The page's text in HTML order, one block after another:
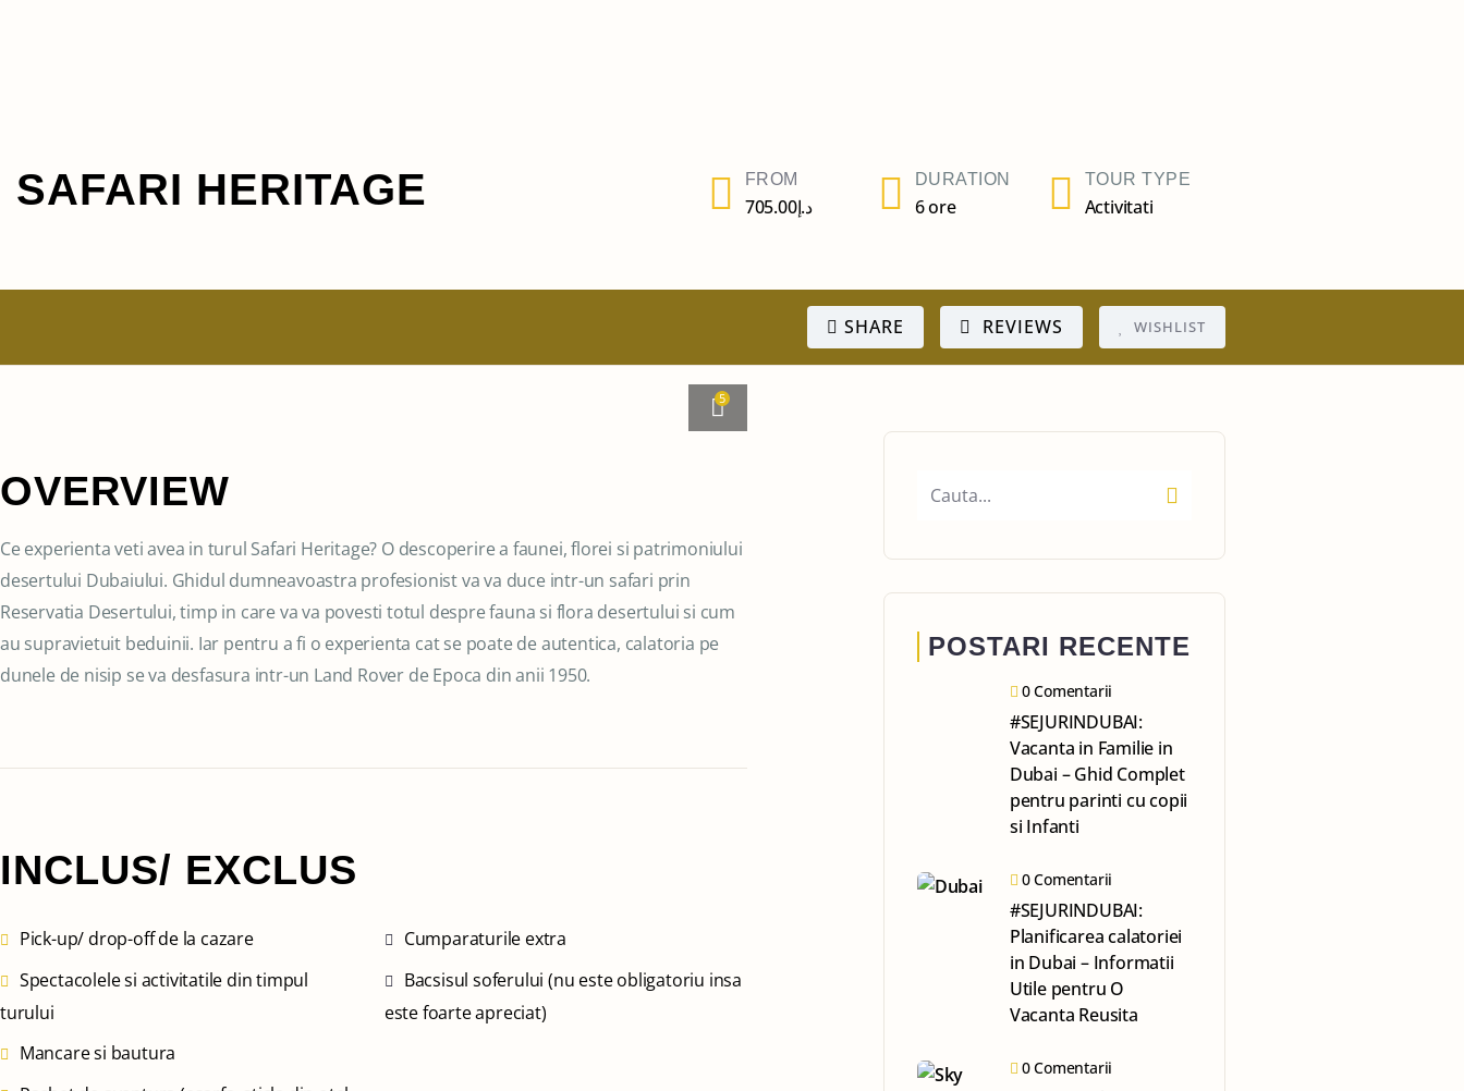
SAFARI HERITAGE FROM
د.إ705.00
DURATION
6 ore
TOUR TYPE
Activitati
SHARE REVIEWS WISHLIST
5
OVERVIEW
Ce experienta veti avea in turul Safari Heritage? O descoperire a faunei, florei si patrimoniului
desertului Dubaiului. Ghidul dumneavoastra profesionist va va duce intr-un safari prin
Reservatia Desertului, timp in care va va povesti totul despre fauna si flora desertului si cum
au supravietuit beduinii. Iar pentru a fi o experienta cat se poate de autentica, calatoria pe
dunele de nisip se va desfasura intr-un Land Rover de Epoca din anii 1950.
INCLUS/ EXCLUS
Pick-up/ drop-off de la cazare
Spectacolele si activitatile din timpul
turului
Mancare si bautura
Cumparaturile extra
Bacsisul soferului (nu este obligatoriu insa
este foarte apreciat)
POSTARI RECENTE
0 Comentarii
#SEJURINDUBAI:
Vacanta in Familie in
Dubai – Ghid Complet
pentru parinti cu copii
si Infanti
0 Comentarii
#SEJURINDUBAI:
Planificarea calatoriei
in Dubai – Informatii
Utile pentru O
Vacanta Reusita
0 Comentarii